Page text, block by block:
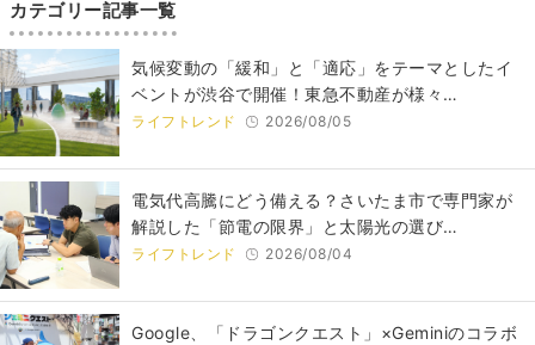
カテゴリー記事一覧
気候変動の「緩和」と「適応」をテーマとしたイ
ベントが渋谷で開催！東急不動産が様々…
ライフトレンド 2026/08/05
電気代高騰にどう備える？さいたま市で専門家が
解説した「節電の限界」と太陽光の選び…
ライフトレンド 2026/08/04
Google、「ドラゴンクエスト」×Geminiのコラボ